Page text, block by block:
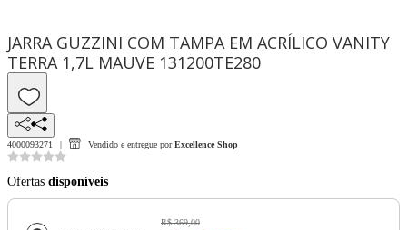
JARRA GUZZINI COM TAMPA EM ACRÍLICO VANITY
TERRA 1,7L MAUVE 131200TE280
4000093271 Vendido e entregue por Excellence Shop
Ofertas disponíveis
R$ 369,00